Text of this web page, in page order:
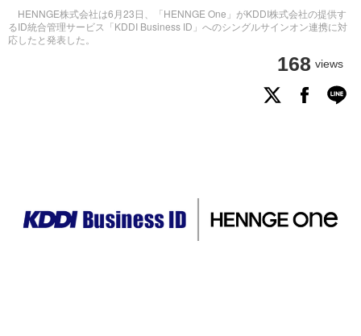
HENNGE株式会社は6月23日、「HENNGE One」がKDDI株式会社の提供す
るID統合管理サービス「KDDI Business ID」へのシングルサインオン連携に対
応したと発表した。
168 views